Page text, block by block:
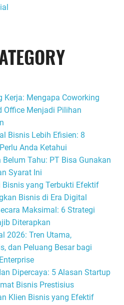
Kerja: Mengapa Coworking
Office Menjadi Pilihan
Bisnis Lebih Efisien: 8
Anda Ketahui
Tahu: PT Bisa Gunakan
Syarat Ini
Bisnis yang Terbukti Efektif
Bisnis di Era Digital
Maksimal: 6 Strategi
Diterapkan
2026: Tren Utama,
dan Peluang Besar bagi
Dipercaya: 5 Alasan Startup
Bisnis Prestisius
Klien Bisnis yang Efektif